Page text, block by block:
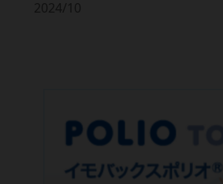
薬剤師の方